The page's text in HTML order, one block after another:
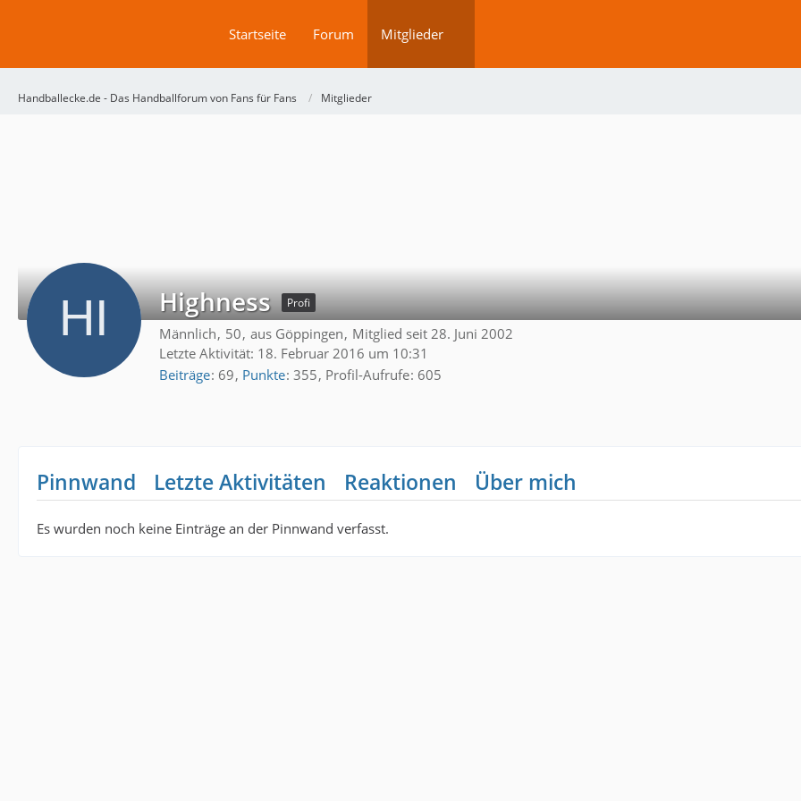
Startseite Forum Mitglieder
Handballecke.de - Das Handballforum von Fans für Fans Mitglieder
Highness Profi
Männlich 50 aus Göppingen Mitglied seit 28. Juni 2002
Letzte Aktivität: 18. Februar 2016 um 10:31
Beiträge 69 Punkte 355 Profil-Aufrufe 605
Pinnwand Letzte Aktivitäten Reaktionen Über mich
Es wurden noch keine Einträge an der Pinnwand verfasst.